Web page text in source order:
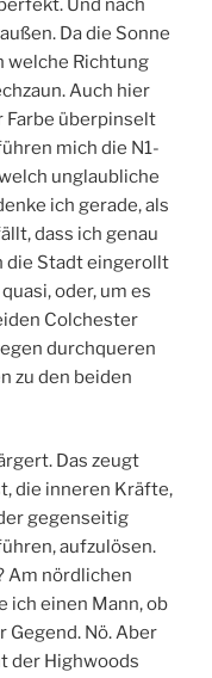
Und nach
Da die Sonne
welche Richtung
Auch hier
Farbe überpinselt
mich die N1-
unglaubliche
ich gerade, als
dass ich genau
die Stadt eingerollt
oder, um es
Colchester
durchqueren
zu den beiden
Das zeugt
die inneren Kräfte,
gegenseitig
aufzulösen.
Am nördlichen
ich einen Mann, ob
Gegend. Nö. Aber
der Highwoods